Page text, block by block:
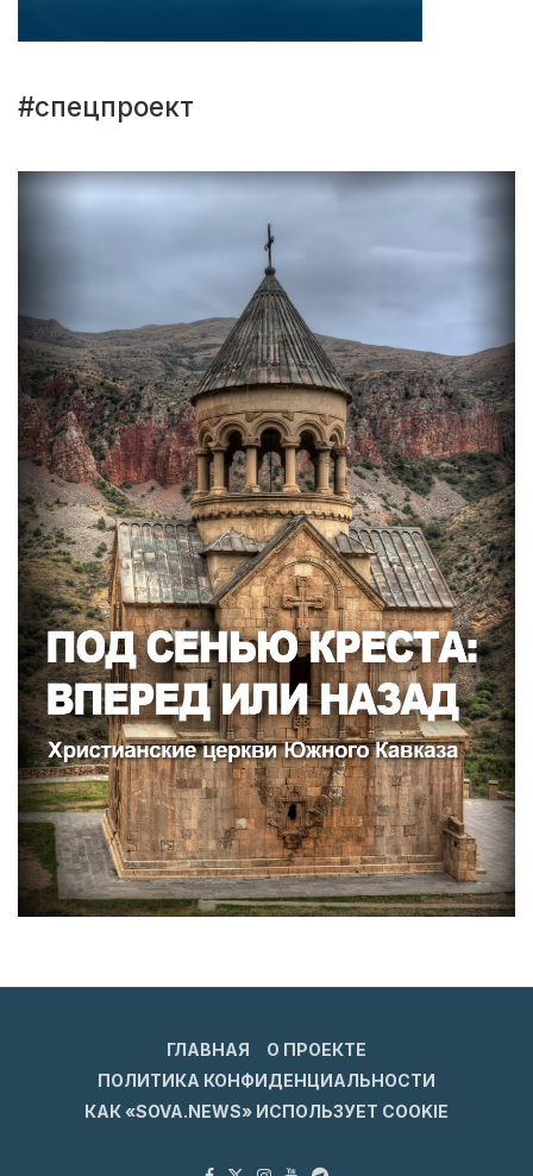
#спецпроект
ГЛАВНАЯ
О ПРОЕКТЕ
ПОЛИТИКА КОНФИДЕНЦИАЛЬНОСТИ
КАК «SOVA.NEWS» ИСПОЛЬЗУЕТ COOKIE